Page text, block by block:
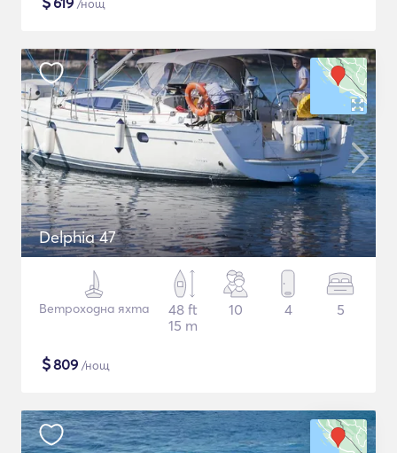
/нощ
Delphia 47
Ветроходна яхта
48 ft
15 m
10 4 5
$809 /нощ